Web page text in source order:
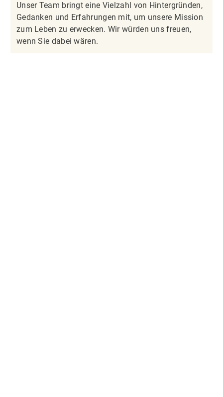
Unser Team bringt eine Vielzahl von Hintergründen,
Gedanken und Erfahrungen mit, um unsere Mission
zum Leben zu erwecken. Wir würden uns freuen,
wenn Sie dabei wären.